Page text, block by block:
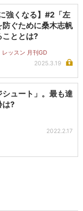
強くなる】#2「左
ぐために桑木志帆
こととは?
ッスン 月刊GD
2025.3.19
ュート」。最も達
は?
2022.2.17